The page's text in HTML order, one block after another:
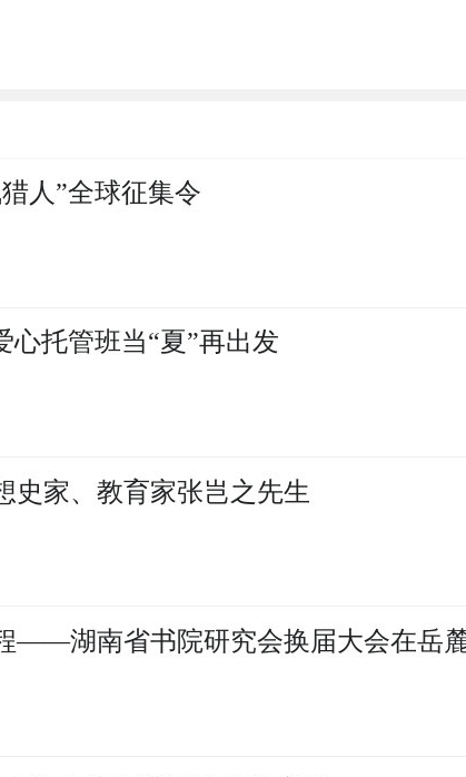
人”全球征集令
心托管班当“夏”再出发
史家、教育家张岂之先生
——湖南省书院研究会换届大会在岳